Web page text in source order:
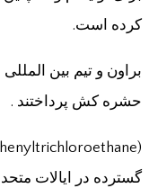
کرده است.
حشره کش پرداختند .